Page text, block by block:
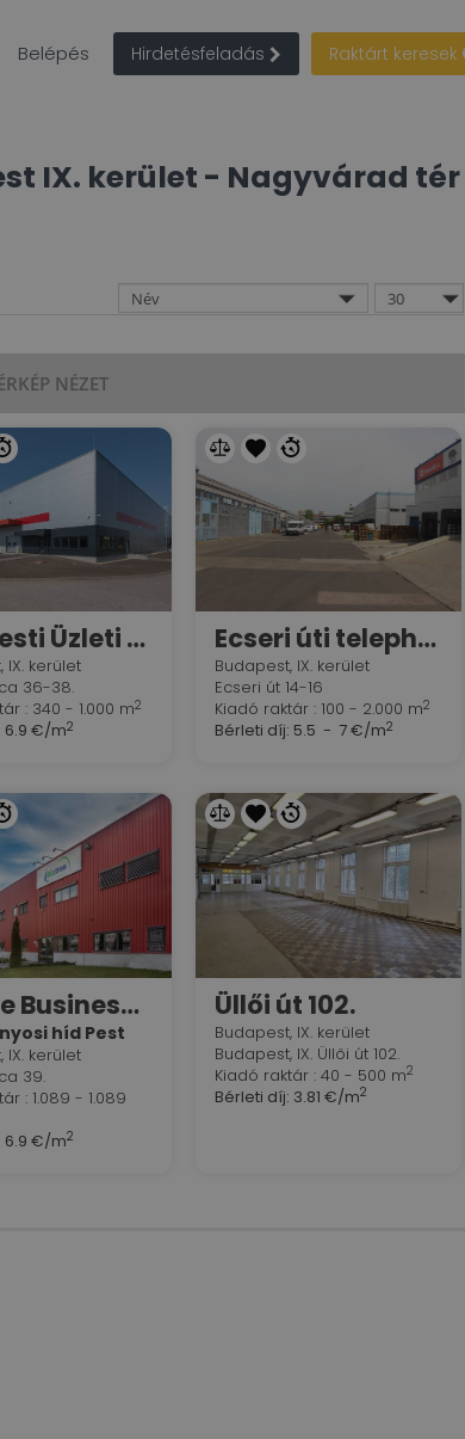
Belépés Hirdetésfeladás Raktárt keresek
IX. kerület - Nagyvárad tér
NÉZET
Dél-pesti Üzleti Park
IX. kerület
36-38.
: 340 - 1.000 m2
6.9 €/m2
Ecseri úti telephely -100 m2 - 2000 m2 RAKTÁRAK KIADÓK
Budapest, IX. kerület
Ecseri út 14-16
Kiadó raktár : 100 - 2.000 m2
Bérleti díj: 5.5 - 7 €/m2
InNove Business Park
híd Pest
IX. kerület
39.
: 1.089 - 1.089
6.9 €/m2
Üllői út 102.
Budapest, IX. kerület
Budapest, IX. Üllői út 102.
Kiadó raktár : 40 - 500 m2
Bérleti díj: 3.81 €/m2